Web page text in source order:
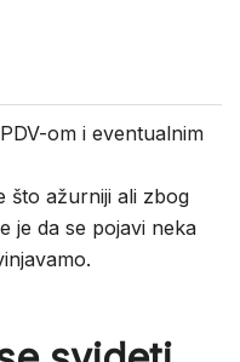
om i eventualnim
što ažurniji ali zbog
je da se pojavi neka